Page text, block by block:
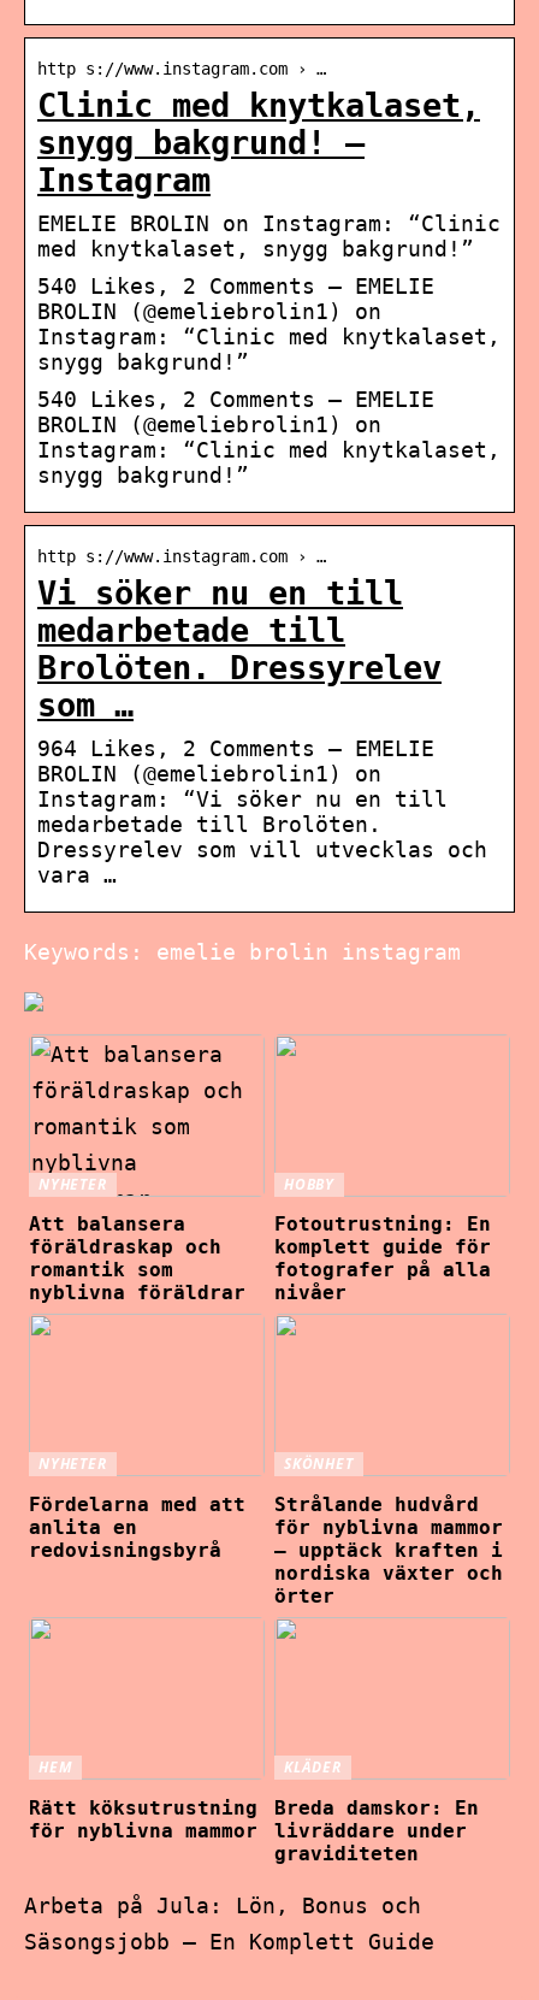
http s://www.instagram.com › …
Clinic med knytkalaset,
snygg bakgrund! –
Instagram
EMELIE BROLIN on Instagram: “Clinic
med knytkalaset, snygg bakgrund!”
540 Likes, 2 Comments – EMELIE
BROLIN (@emeliebrolin1) on
Instagram: “Clinic med knytkalaset,
snygg bakgrund!”
540 Likes, 2 Comments – EMELIE
BROLIN (@emeliebrolin1) on
Instagram: “Clinic med knytkalaset,
snygg bakgrund!”
http s://www.instagram.com › …
Vi söker nu en till
medarbetade till
Brolöten. Dressyrelev
som …
964 Likes, 2 Comments – EMELIE
BROLIN (@emeliebrolin1) on
Instagram: “Vi söker nu en till
medarbetade till Brolöten.
Dressyrelev som vill utvecklas och
vara …
Keywords: emelie brolin instagram
NYHETER
Att balansera
föräldraskap och
romantik som
nyblivna föräldrar
HOBBY
Fotoutrustning: En
komplett guide för
fotografer på alla
nivåer
NYHETER
Fördelarna med att
anlita en
redovisningsbyrå
SKÖNHET
Strålande hudvård
för nyblivna mammor
– upptäck kraften i
nordiska växter och
örter
HEM
Rätt köksutrustning
för nyblivna mammor
KLÄDER
Breda damskor: En
livräddare under
graviditeten
Arbeta på Jula: Lön, Bonus och
Säsongsjobb – En Komplett Guide